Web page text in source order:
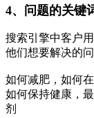
4、问题的关键
搜索引擎中客户
他们想要解决的问
如何减肥，如何
如何保持健康，
剂